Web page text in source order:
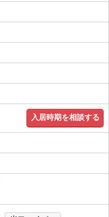
入居時期を相談する